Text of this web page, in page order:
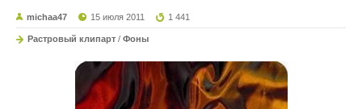
michaa47 15 июля 2011 1 441
Растровый клипарт / Фоны